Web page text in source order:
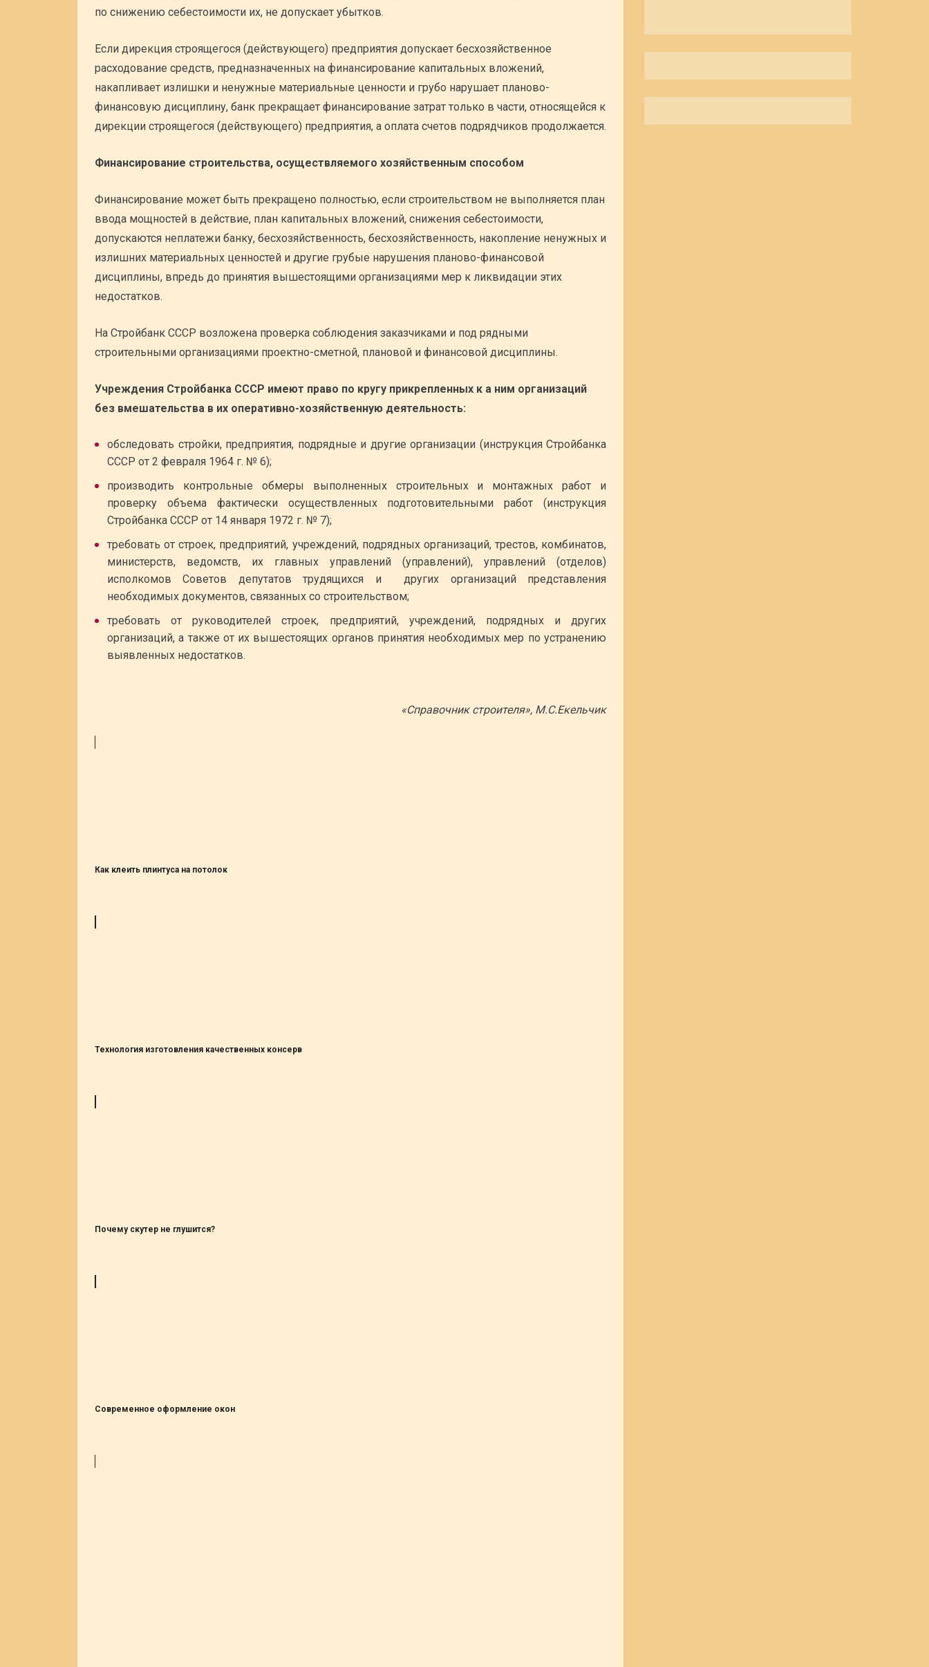
по снижению себестоимости их, не допускает убытков.
Если дирекция строящегося (действующего) предприятия допускает бесхозяйственное
расходование средств, предназначенных на финансирование капитальных вложений,
накапливает излишки и ненужные материальные ценности и грубо нарушает планово-
финансовую дисциплину, банк прекращает финансирование затрат только в части, относящейся к
дирекции строящегося (действующего) предприятия, а оплата счетов подрядчиков продолжается.
Финансирование строительства, осуществляемого хозяйственным способом
Финансирование может быть прекращено полностью, если строительством не выполняется план
ввода мощностей в действие, план капитальных вложений, снижения себестоимости,
допускаются неплатежи банку, бесхозяйственность, бесхозяйственность, накопление ненужных и
излишних материальных ценностей и другие грубые нарушения планово-финансовой
дисциплины, впредь до принятия вышестоящими организациями мер к ликвидации этих
недостатков.
На Стройбанк СССР возложена проверка соблюдения заказчиками и под рядными
строительными организациями проектно-сметной, плановой и финансовой дисциплины.
Учреждения Стройбанка СССР имеют право по кругу прикрепленных к а ним организаций
без вмешательства в их оперативно-хозяйственную деятельность:
обследовать стройки, предприятия, подрядные и другие организации (инструкция Стройбанка
СССР от 2 февраля 1964 г. № 6);
производить контрольные обмеры выполненных строительных и монтажных работ и
проверку объема фактически осуществленных подготовительными работ (инструкция
Стройбанка СССР от 14 января 1972 г. № 7);
требовать от строек, предприятий, учреждений, подрядных организаций, трестов, комбинатов,
министерств, ведомств, их главных управлений (управлений), управлений (отделов)
исполкомов Советов депутатов трудящихся и других организаций представления
необходимых документов, связанных со строительством;
требовать от руководителей строек, предприятий, учреждений, подрядных и других
организаций, а также от их вышестоящих органов принятия необходимых мер по устранению
выявленных недостатков.
«Справочник строителя», М.С.Екельчик
Как клеить плинтуса на потолок
Технология изготовления качественных консерв
Почему скутер не глушится?
Современное оформление окон